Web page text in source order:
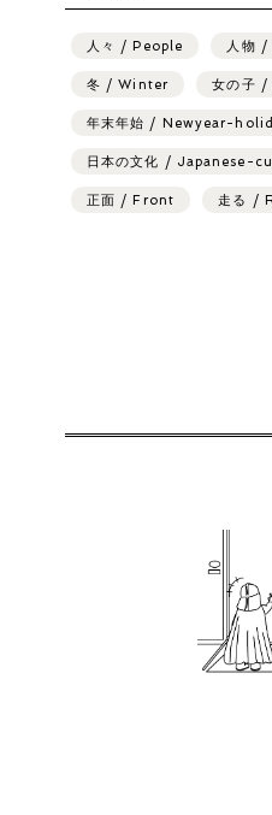
人々 / People 人物 /
冬 / Winter 女の子 /
年末年始 / Newyear-
日本の文化 / Japanese-
正面 / Front 走る /